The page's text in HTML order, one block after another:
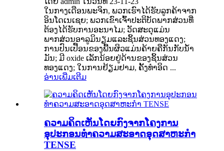
ໃນກາງເດືອນພະຈິກ, ພວກເຮົາໄດ້ຮັບລູກຄ້າຈາກ
ອິນໂດເນເຊຍ; ພວກເຂົາເຈົ້າປະຕິບັດພາກສ່ວນທີ່
ຕ້ອງໄດ້ຮັບການອະນາໄມ; ວັດສະດຸແມ່ນ
ພາກສ່ວນອາລູມິນຽມແລະຊິ້ນສ່ວນທອງແດງ;
ການປົນເປື້ອນຂອງພື້ນຜິວແມ່ນຄ້າຍຄືກັນກັບນ້ໍາ
ມັນ; ມີ oxide ເລັກນ້ອຍຢູ່ດ້ານຂອງຊິ້ນສ່ວນ
ທອງແດງ; ໃນ​ການ​ຢ້ຽມ​ຢາມ, ຄັ້ງ​ທໍາ​ອິດ ...
ອ່ານເພີ່ມເຕີມ
ຄວາມຄິດເຫັນໂດຍກົງຈາກໂຄງການ
ອຸປະກອນທໍາຄວາມສະອາດອຸດສາຫະກໍາ
TENSE